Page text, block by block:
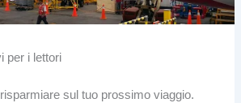
per i lettori
sul tuo prossimo viaggio.